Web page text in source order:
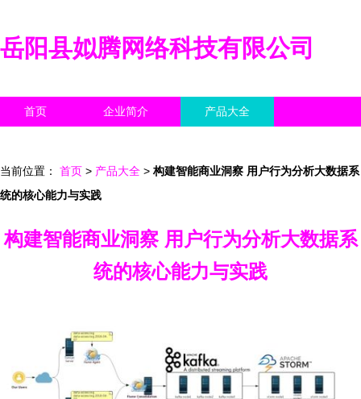
岳阳县姒腾网络科技有限公司
首页 企业简介 产品大全
当前位置： 首页 > 产品大全 > 构建智能商业洞察 用户行为分析大数据系
统的核心能力与实践
构建智能商业洞察 用户行为分析大数据系
统的核心能力与实践